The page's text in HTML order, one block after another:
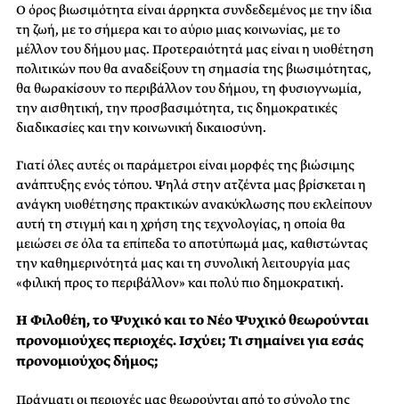
Ο όρος βιωσιμότητα είναι άρρηκτα συνδεδεμένος με την ίδια
τη ζωή, με το σήμερα και το αύριο μιας κοινωνίας, με το
μέλλον του δήμου μας. Προτεραιότητά μας είναι η υιοθέτηση
πολιτικών που θα αναδείξουν τη σημασία της βιωσιμότητας,
θα θωρακίσουν το περιβάλλον του δήμου, τη φυσιογνωμία,
την αισθητική, την προσβασιμότητα, τις δημοκρατικές
διαδικασίες και την κοινωνική δικαιοσύνη.
Γιατί όλες αυτές οι παράμετροι είναι μορφές της βιώσιμης
ανάπτυξης ενός τόπου. Ψηλά στην ατζέντα μας βρίσκεται η
ανάγκη υιοθέτησης πρακτικών ανακύκλωσης που εκλείπουν
αυτή τη στιγμή και η χρήση της τεχνολογίας, η οποία θα
μειώσει σε όλα τα επίπεδα το αποτύπωμά μας, καθιστώντας
την καθημερινότητά μας και τη συνολική λειτουργία μας
«φιλική προς το περιβάλλον» και πολύ πιο δημοκρατική.
Η Φιλοθέη, το Ψυχικό και το Νέο Ψυχικό θεωρούνται
προνομιούχες περιοχές. Ισχύει; Τι σημαίνει για εσάς
προνομιούχος δήμος;
Πράγματι οι περιοχές μας θεωρούνται από το σύνολο της